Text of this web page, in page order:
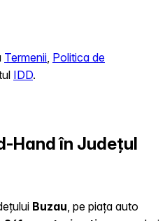
Termenii Politica de
IDD.
Hand în Județul
Buzau , pe piața auto